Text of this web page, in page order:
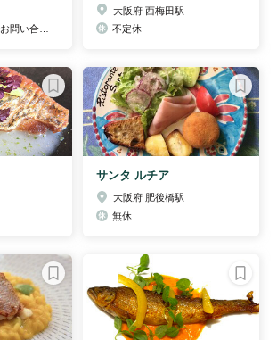
大阪府 西梅田駅
不定休
サンタ ルチア
大阪府 肥後橋駅
無休